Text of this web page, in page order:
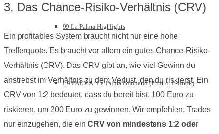
99 La Palma Highlights
LA PALMA: La Palma Bildband (Print o. E-Book)
3. Das Chance-Risiko-Verhältnis (CRV)
Ein profitables System braucht nicht nur eine hohe
Trefferquote. Es braucht vor allem ein gutes Chance-Risiko-
Verhältnis (CRV). Das CRV gibt an, wie viel Gewinn du
anstrebst im Verhältnis zu dem Verlust, den du riskierst. Ein
CRV von 1:2 bedeutet, dass du bereit bist, 100 Euro zu
riskieren, um 200 Euro zu gewinnen. Wir empfehlen, Trades
nur einzugehen, die ein CRV von mindestens 1:2 oder